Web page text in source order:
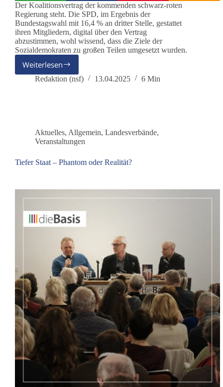
Der Koalitionsvertrag der kommenden schwarz-roten
Regierung steht. Die SPD, im Ergebnis der
Bundestagswahl mit 16,4 % an dritter Stelle, gestattet
ihren Mitgliedern, digital über den Vertrag
abzustimmen, wohl wissend, dass die Ziele der
Sozialdemokraten zu großen Teilen umgesetzt wurden.
WeiterlesenKoalitionsvertrag
–
Politikwechsel?
Redaktion (nsf) 13.04.2025 6 Min
Aktuelles, Allgemein, Landesverbände,
Veranstaltungen
Tiefer Staat – Phantom oder Realität?